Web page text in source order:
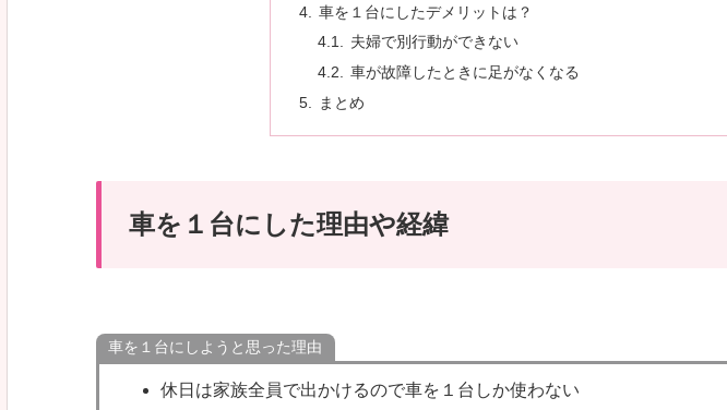
車を１台にしたデメリットは？
夫婦で別行動ができない
車が故障したときに足がなくなる
まとめ
車を１台にした理由や経緯
車を１台にしようと思った理由
休日は家族全員で出かけるので車を１台しか使わない